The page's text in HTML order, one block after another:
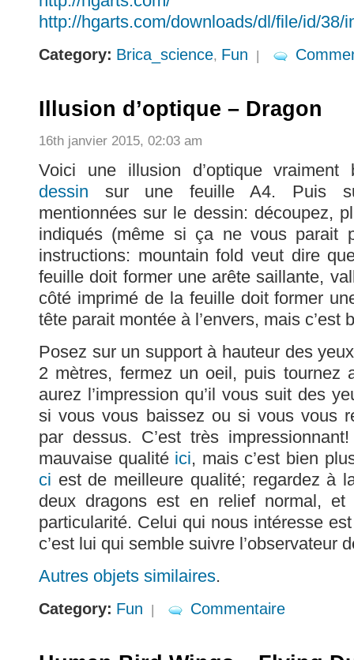
http://hgarts.com/downloads/dl/file/id/38/
Category: Brica_science, Fun |
Illusion d’optique – Dragon
16th janvier 2015, 02:03 am
Voici une illusion d’optique
dessin sur une feuille A4. Puis
mentionnées sur le dessin: découpez,
indiqués (même si ça ne vous parait
instructions: mountain fold veut dire
feuille doit former une arête saillante,
côté imprimé de la feuille doit former
tête parait montée à l’envers, mais c’est
Posez sur un support à hauteur des
2 mètres, fermez un oeil, puis tournez
aurez l’impression qu’il vous suit des
si vous vous baissez ou si vous vous
par dessus. C’est très
mauvaise qualité ici, mais c’est bien
ci est de meilleure qualité; regardez à
deux dragons est en relief normal,
particularité. Celui qui nous intéresse
c’est lui qui semble suivre l’observateur
Autres objets similaires.
Category: Fun | Commentaire